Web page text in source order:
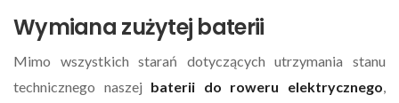
Wymiana zużytej baterii
Mimo wszystkich starań dotyczących utrzymania stanu
technicznego naszej baterii do roweru elektrycznego,